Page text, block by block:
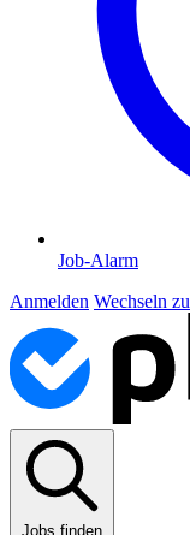
Job-Alarm
Anmelden Wechseln zu
Jobs finden